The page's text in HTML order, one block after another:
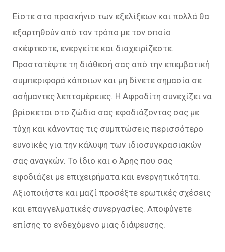
Είστε στο προσκήνιο των εξελίξεων και πολλά θα
εξαρτηθούν από τον τρόπο με τον οποίο
σκέφτεστε, ενεργείτε και διαχειρίζεστε.
Προστατέψτε τη διάθεσή σας από την επεμβατική
συμπεριφορά κάποιων και μη δίνετε σημασία σε
ασήμαντες λεπτομέρειες. Η Αφροδίτη συνεχίζει να
βρίσκεται στο ζώδιο σας εφοδιάζοντας σας με
τύχη και κάνοντας τις συμπτώσεις περισσότερο
ευνοϊκές για την κάλυψη των ιδιοσυγκρασιακών
σας αναγκών. Το ίδιο και ο Άρης που σας
εφοδιάζει με επιχειρήματα και ενεργητικότητα.
Αξιοποιήστε και μαζί προσέξτε ερωτικές σχέσεις
και επαγγελματικές συνεργασίες. Αποφύγετε
επίσης το ενδεχόμενο μιας διάψευσης.